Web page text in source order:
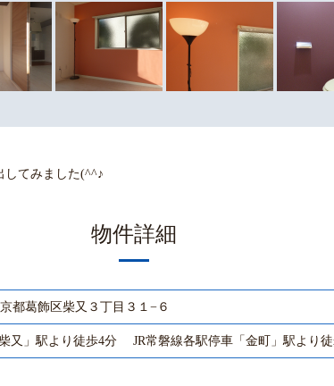
てみました(^^♪
物件詳細
都葛飾区柴又３丁目３１−６
又」駅より徒歩4分 JR常磐線各駅停車「金町」駅より徒